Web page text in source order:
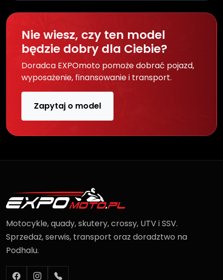
Nie wiesz, czy ten model
będzie dobry dla Ciebie?
Doradca EXPOmoto pomoże dobrać pojazd,
wyposażenie, finansowanie i transport.
Zapytaj o model
Motocykle, quady, skutery, crossy, UTV i SSV.
Sprzedaż, serwis, transport oraz doradztwo na
Podhalu.